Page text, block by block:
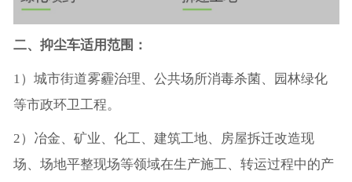
二、抑尘车适用范围：
1）城市街道雾霾治理、公共场所消毒杀菌、园林绿化
等市政环卫工程。
2）冶金、矿业、化工、建筑工地、房屋拆迁改造现
场、场地平整现场等领域在生产施工、转运过程中的产